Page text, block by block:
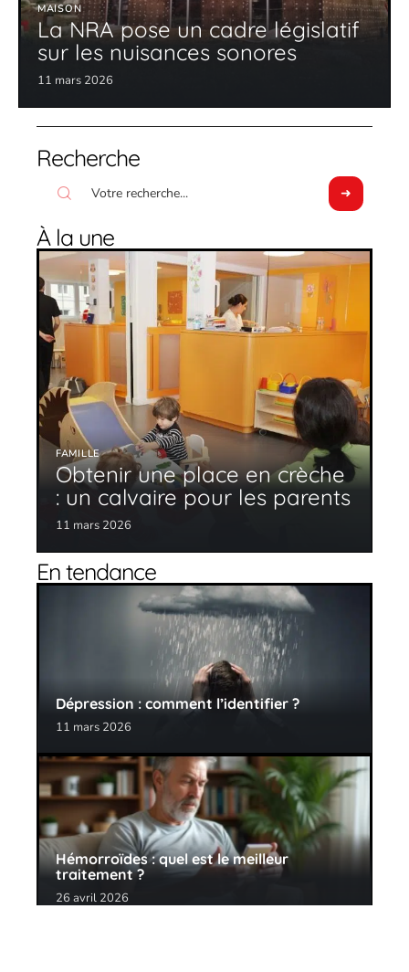
MAISON
La NRA pose un cadre législatif
sur les nuisances sonores
11 mars 2026
Recherche
À la une
FAMILLE
Obtenir une place en crèche
: un calvaire pour les parents
11 mars 2026
En tendance
Dépression : comment l’identifier ?
11 mars 2026
Hémorroïdes : quel est le meilleur
traitement ?
26 avril 2026